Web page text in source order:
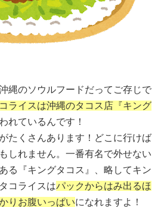
縄のソウルフードだってご存じで
ライスは沖縄のタコス店『キング
れているんです！
たくさんあります！どこに行けば
しれません。一番有名で外せない
る『キングタコス』、略してキン
コライスはパックからはみ出るほ
りお腹いっぱいになれますよ！